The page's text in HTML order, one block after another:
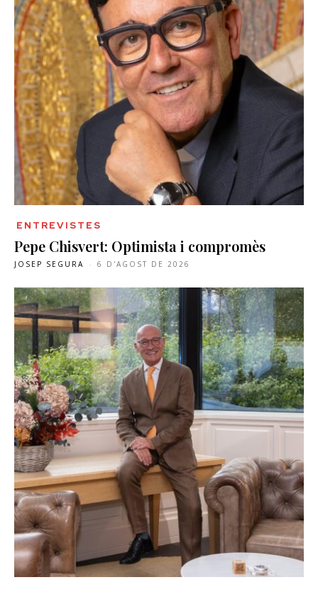
ENTREVISTES
Pepe Chisvert: Optimista i compromès
JOSEP SEGURA - 6 D'AGOST DE 2026